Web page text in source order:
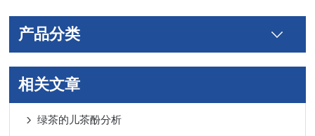
产品分类
相关文章
绿茶的儿茶酚分析